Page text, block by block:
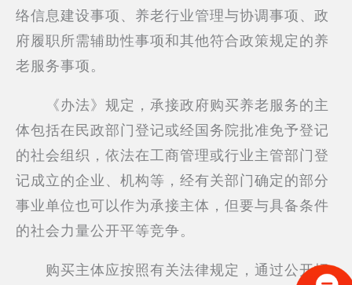
络信息建设事项、养老行业管理与协调事项、政
府履职所需辅助性事项和其他符合政策规定的养
老服务事项。
《办法》规定，承接政府购买养老服务的主
体包括在民政部门登记或经国务院批准免予登记
的社会组织，依法在工商管理或行业主管部门登
记成立的企业、机构等，经有关部门确定的部分
事业单位也可以作为承接主体，但要与具备条件
的社会力量公开平等竞争。
购买主体应按照有关法律规定，通过公开招